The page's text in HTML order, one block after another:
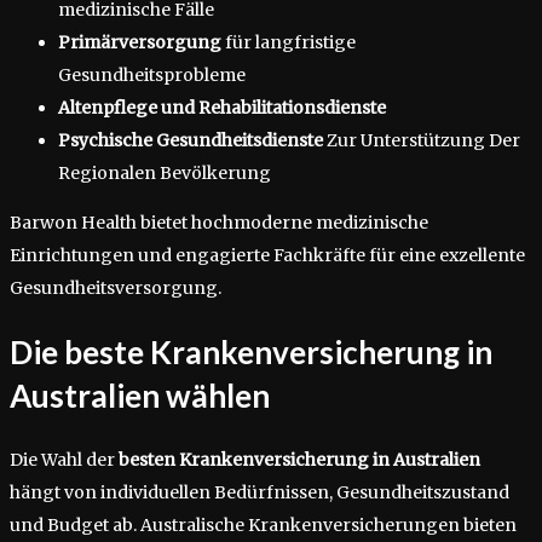
medizinische Fälle
Primärversorgungfür langfristige
Gesundheitsprobleme
Altenpflege und Rehabilitationsdienste
Psychische GesundheitsdiensteZur Unterstützung Der
Regionalen Bevölkerung
Barwon Health bietet hochmoderne medizinische
Einrichtungen und engagierte Fachkräfte für eine exzellente
Gesundheitsversorgung.
Die beste Krankenversicherung in
Australien wählen
Die Wahl derbesten Krankenversicherung in Australien
hängt von individuellen Bedürfnissen, Gesundheitszustand
und Budget ab. Australische Krankenversicherungen bieten